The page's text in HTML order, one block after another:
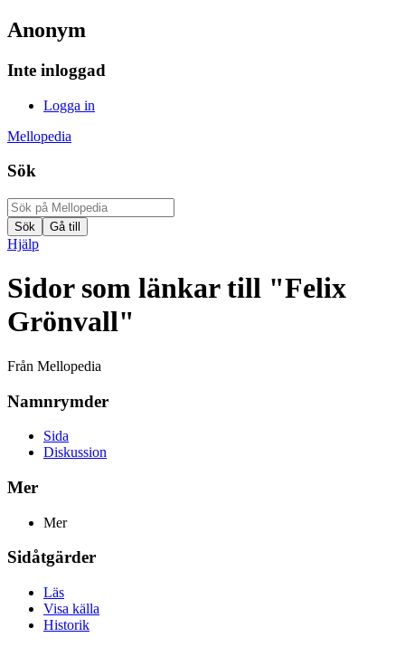
Anonym
Inte inloggad
Logga in
Mellopedia
Sök
Hjälp
Sidor som länkar till "Felix
Grönvall"
Från Mellopedia
Namnrymder
Sida
Diskussion
Mer
Mer
Sidåtgärder
Läs
Visa källa
Historik